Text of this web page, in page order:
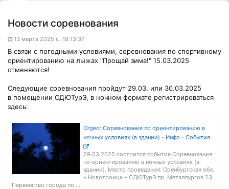
Новости соревнования
13 марта 2025 г., 18:13:37
В связи с погодными условиями, соревнования по спортивному
ориентированию на лыжах "Прощай зима!" 15.03.2025
отменяются!
Следующие соревнования пройдут 29.03. или 30.03.2025
в помещении СДЮТурЭ, в ночном формате регистрироваться
здесь:
Orgeo: Соревнования по ориентированию в
ночных условиях (в здании) - Инфо - События
29.03.2025 состоится событие Соревнования
по ориентированию в ночных условиях (в
здании). Место проведения: Оренбургская обл.
» Новотроицк » СДЮТурЭ пр. Металлургов 23.
Первенство города по ...